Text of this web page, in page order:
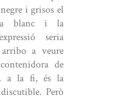
i grisos el
blanc i la
seria
a veure
de
a la fi, és la
Però